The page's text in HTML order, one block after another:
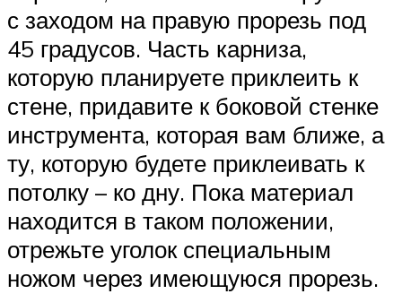
с заходом на правую прорезь под
45 градусов. Часть карниза,
которую планируете приклеить к
стене, придавите к боковой стенке
инструмента, которая вам ближе, а
ту, которую будете приклеивать к
потолку – ко дну. Пока материал
находится в таком положении,
отрежьте уголок специальным
ножом через имеющуюся прорезь.